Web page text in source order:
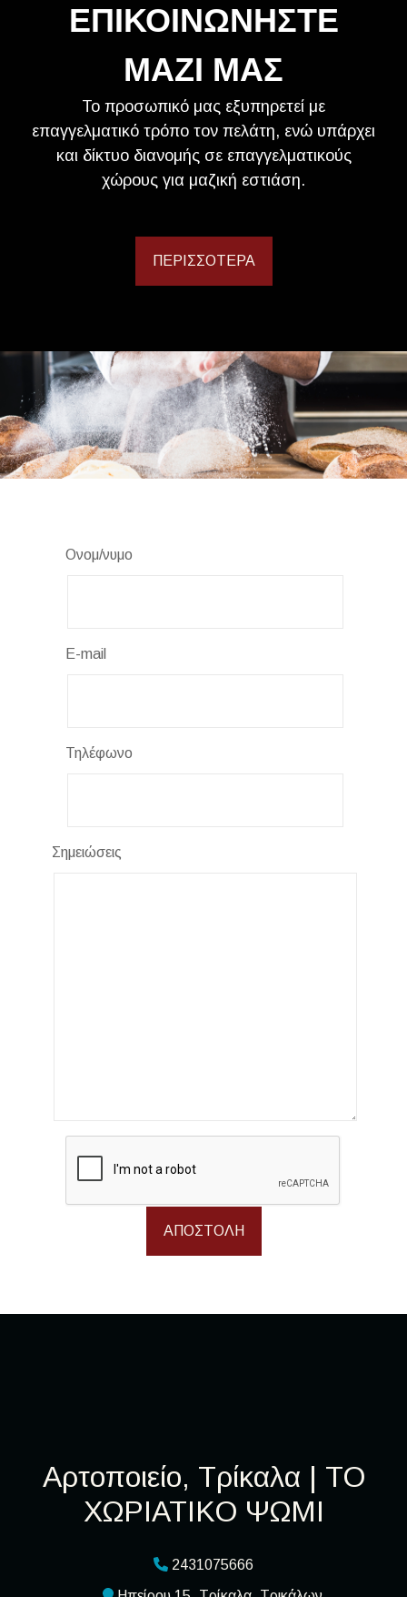
ΕΠΙΚΟΙΝΩΝΗΣΤΕ
ΜΑΖΙ ΜΑΣ
Το προσωπικό μας εξυπηρετεί με
επαγγελματικό τρόπο τον πελάτη, ενώ υπάρχει
και δίκτυο διανομής σε επαγγελματικούς
χώρους για μαζική εστιάση.
ΠΕΡΙΣΣΌΤΕΡΑ
Ονομ/νυμο
E-mail
Τηλέφωνο
Σημειώσεις
ΑΠΟΣΤΟΛΉ
Αρτοποιείο, Τρίκαλα | ΤΟ
ΧΩΡΙΑΤΙΚΟ ΨΩΜΙ
2431075666